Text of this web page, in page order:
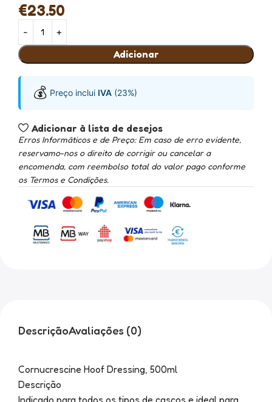
€23.50
Adicionar
💰 Preço inclui IVA (23%)
Adicionar à lista de desejos
Erros Informáticos e de Preço: Em caso de erro evidente,
reservamo-nos o direito de corrigir ou cancelar a
encomenda, com reembolso total do valor pago conforme
os Termos e Condições.
DescriçãoAvaliações (0)
Cornucrescine Hoof Dressing, 500ml
Descrição
Indicado para todos os tipos de cascos e ideal para